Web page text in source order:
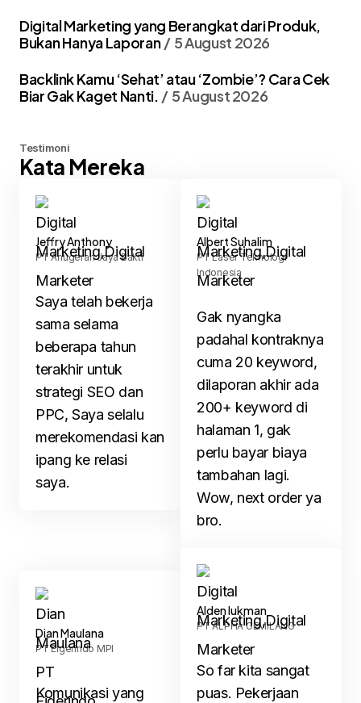
Digital Marketing yang Berangkat dari Produk,
Bukan Hanya Laporan
5 August 2026
Backlink Kamu ‘Sehat’ atau ‘Zombie’? Cara Cek
Biar Gak Kaget Nanti.
5 August 2026
Testimoni
Kata Mereka
Jeffry Anthony
PT Anugerah Jaya Bakti
Saya telah bekerja
sama selama
beberapa tahun
terakhir untuk
strategi SEO dan
PPC, Saya selalu
merekomendasi kan
ipang ke relasi
saya.
Dian Maulana
PT Eigerindo MPI
Komunikasi yang
Albert Suhalim
PT Laser Teknologi
Indonesia
Gak nyangka
padahal kontraknya
cuma 20 keyword,
dilaporan akhir ada
200+ keyword di
halaman 1, gak
perlu bayar biaya
tambahan lagi.
Wow, next order ya
bro.
Alden lukman
PT ALPHA GEMILANG
So far kita sangat
puas. Pekerjaan